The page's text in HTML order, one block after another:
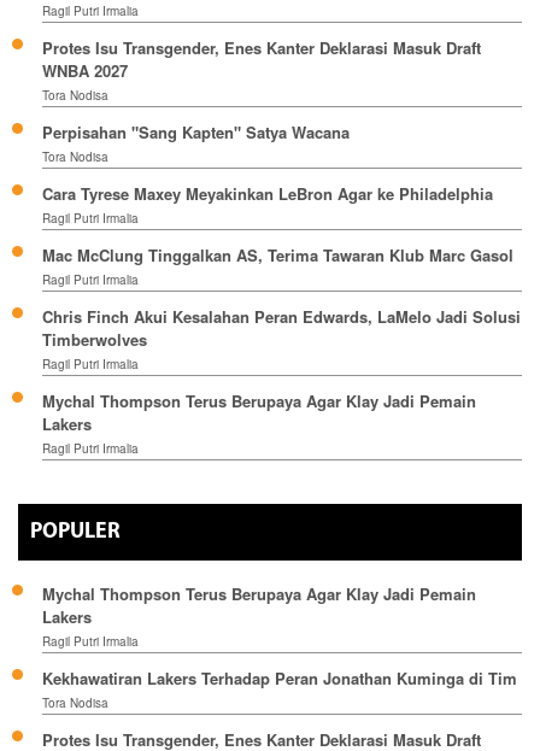
Ragil Putri Irmalia
Protes Isu Transgender, Enes Kanter Deklarasi Masuk Draft
WNBA 2027
Tora Nodisa
Perpisahan "Sang Kapten" Satya Wacana
Tora Nodisa
Cara Tyrese Maxey Meyakinkan LeBron Agar ke Philadelphia
Ragil Putri Irmalia
Mac McClung Tinggalkan AS, Terima Tawaran Klub Marc Gasol
Ragil Putri Irmalia
Chris Finch Akui Kesalahan Peran Edwards, LaMelo Jadi Solusi
Timberwolves
Ragil Putri Irmalia
Mychal Thompson Terus Berupaya Agar Klay Jadi Pemain
Lakers
Ragil Putri Irmalia
POPULER
Mychal Thompson Terus Berupaya Agar Klay Jadi Pemain
Lakers
Ragil Putri Irmalia
Kekhawatiran Lakers Terhadap Peran Jonathan Kuminga di Tim
Tora Nodisa
Protes Isu Transgender, Enes Kanter Deklarasi Masuk Draft